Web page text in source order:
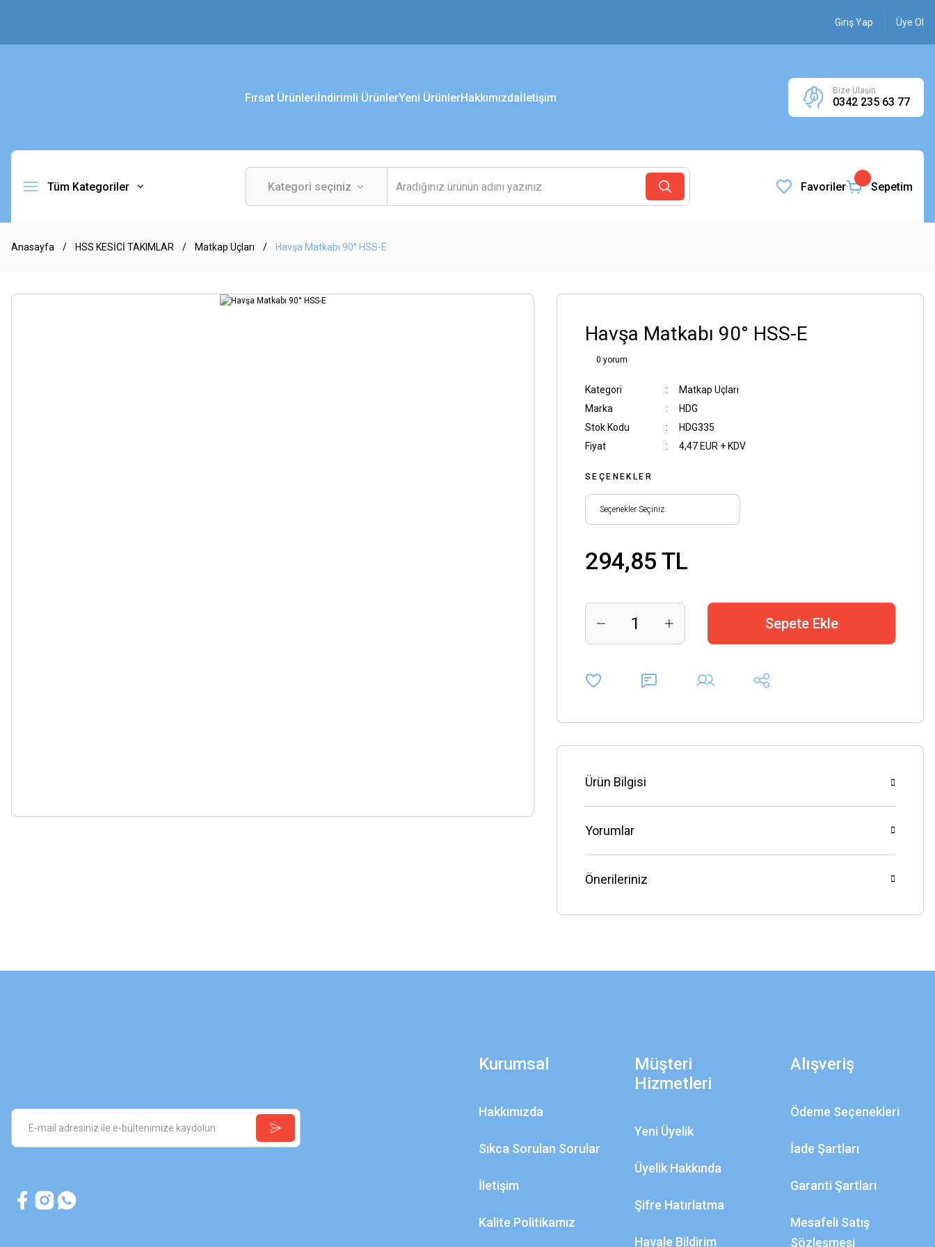
Giriş Yap Üye Ol
Fırsat Ürünleriİndirimli ÜrünlerYeni ÜrünlerHakkımızdaİletişim
Bize Ulaşın
0342 235 63 77
Tüm Kategoriler Favoriler Sepetim
Anasayfa HSS KESİCİ TAKIMLAR Matkap Uçları Havşa Matkabı 90° HSS-E
Havşa Matkabı 90° HSS-E
0 yorum
Kategori
Matkap Uçları
Marka
HDG
Stok Kodu
HDG335
Fiyat
4,47 EUR + KDV
SEÇENEKLER
294,85 TL
Sepete Ekle
Ürün Bilgisi
Yorumlar
Önerileriniz
Kurumsal
Hakkımızda
Sıkca Sorulan Sorular
İletişim
Kalite Politikamız
Müşteri
Hizmetleri
Yeni Üyelik
Üyelik Hakkında
Şifre Hatırlatma
Havale Bildirim
Alışveriş
Ödeme Seçenekleri
İade Şartları
Garanti Şartları
Mesafeli Satış
Sözleşmesi